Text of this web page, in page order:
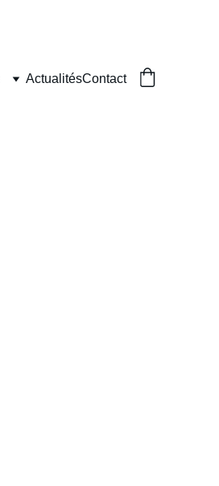
ActualitésContact